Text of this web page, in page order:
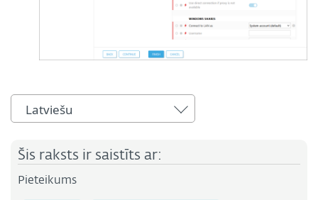
Latviešu
Šis raksts ir saistīts ar:
Pieteikums